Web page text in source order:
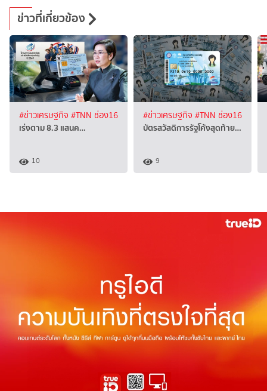
ข่าวที่เกี่ยวข้อง
#ข่าวเศรษฐกิจ #TNN ช่อง16
เร่งตาม 8.3 แสนค…
10
#ข่าวเศรษฐกิจ #TNN ช่อง16
บัตรสวัสดิการรัฐโค้งสุดท้าย…
9